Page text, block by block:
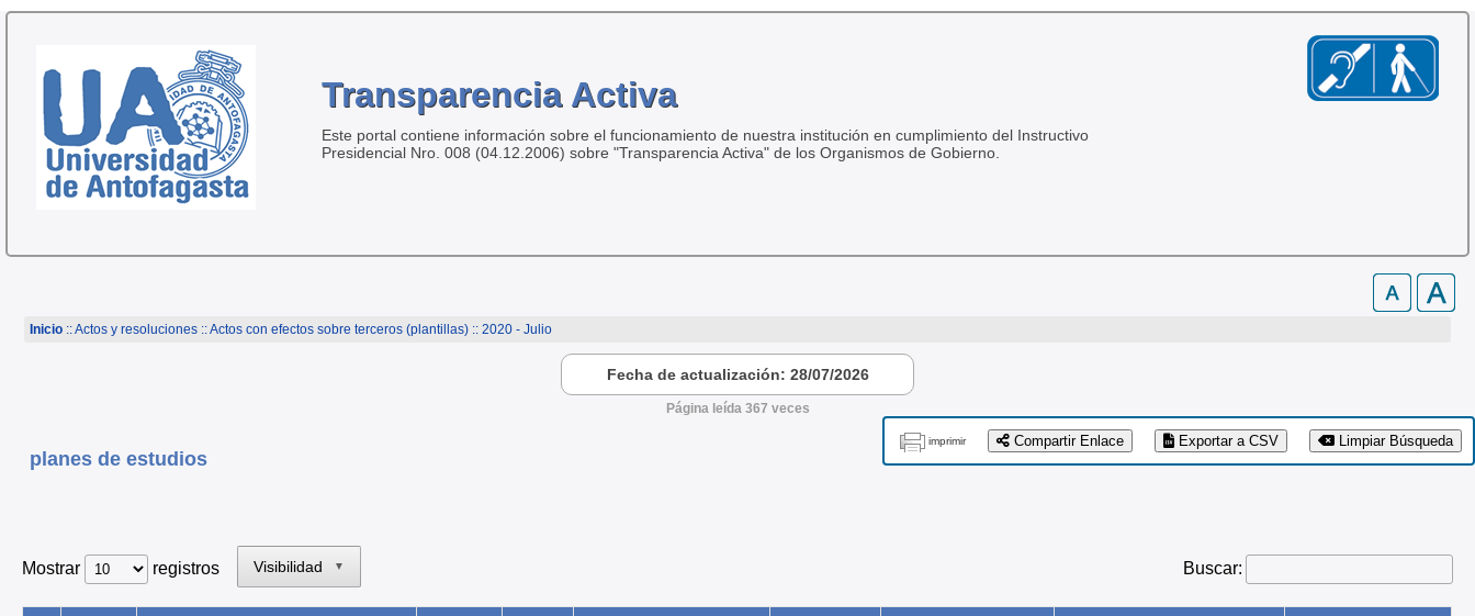
Transparencia Activa
Este portal contiene información sobre el funcionamiento de nuestra institución en cumplimiento del Instructivo
Presidencial Nro. 008 (04.12.2006) sobre "Transparencia Activa" de los Organismos de Gobierno.
Inicio:: Actos y resoluciones ::Actos con efectos sobre terceros (plantillas):: 2020 - Julio
Fecha de actualización: 28/07/2026
Página leída 367 veces
Limpiar Búsqueda
Exportar a CSV
Compartir Enlace
imprimir
planes de estudios
Mostrar registros Visibilidad ▼ Buscar: